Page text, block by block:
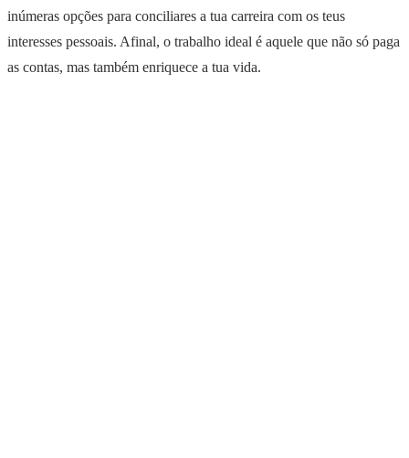
inúmeras opções para conciliares a tua carreira com os teus
interesses pessoais. Afinal, o trabalho ideal é aquele que não só paga
as contas, mas também enriquece a tua vida.